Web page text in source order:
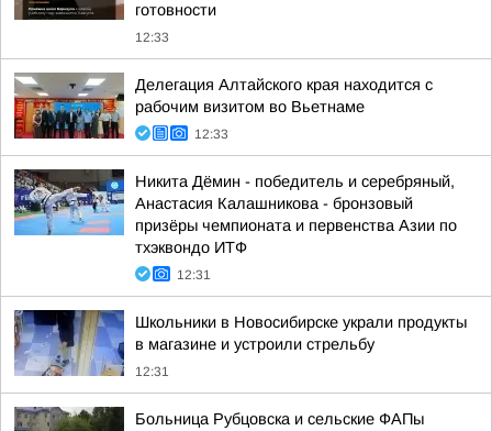
готовности
12:33
Делегация Алтайского края находится с
рабочим визитом во Вьетнаме
12:33
Никита Дёмин - победитель и серебряный,
Анастасия Калашникова - бронзовый
призёры чемпионата и первенства Азии по
тхэквондо ИТФ
12:31
Школьники в Новосибирске украли продукты
в магазине и устроили стрельбу
12:31
Больница Рубцовска и сельские ФАПы